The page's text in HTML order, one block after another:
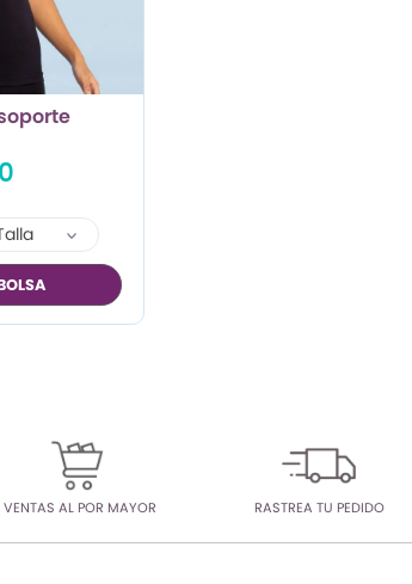
VENTAS AL POR MAYOR RASTREA TU PEDIDO